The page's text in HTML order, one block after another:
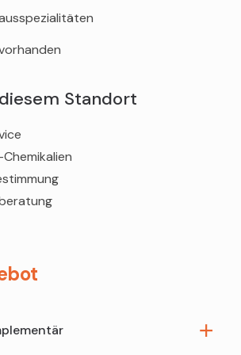
Beratung
und Säuglingsberatung
Standort